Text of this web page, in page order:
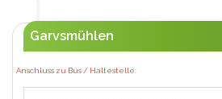
Garvsmühlen
Anschluss zu Bus / Haltestelle: